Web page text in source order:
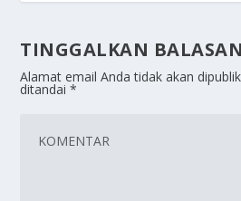
TINGGALKAN BALASAN
Alamat email Anda tidak akan
ditandai*